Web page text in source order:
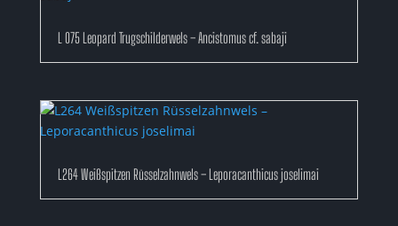
L 075 Leopard Trugschilderwels – Ancistomus cf. sabaji
L264 Weißspitzen Rüsselzahnwels – Leporacanthicus joselimai